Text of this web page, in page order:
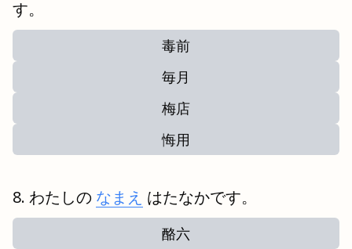
す。
毒前
毎月
梅店
悔用
わたしの なまえ はたなかです。
酪六